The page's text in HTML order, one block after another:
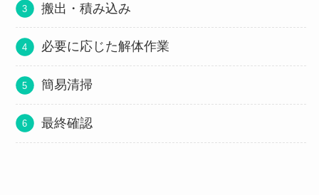
搬出・積み込み
必要に応じた解体作業
簡易清掃
最終確認